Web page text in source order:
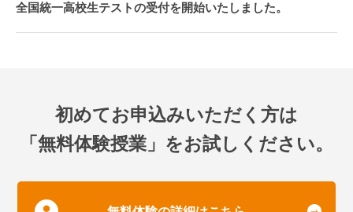
全国統一高校生テストの受付を開始いたしました。
初めてお申込みいただく方は
「無料体験授業」をお試しください。